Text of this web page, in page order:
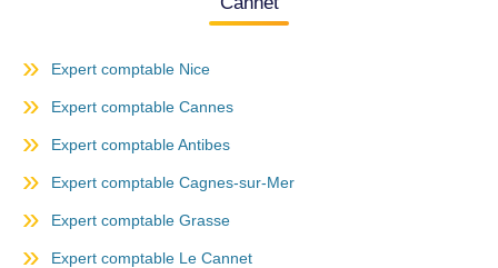
Expert comptable Nice
Expert comptable Cannes
Expert comptable Antibes
Expert comptable Cagnes-sur-Mer
Expert comptable Grasse
Expert comptable Le Cannet